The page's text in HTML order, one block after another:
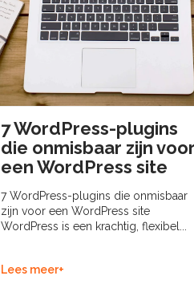
7 WordPress-plugins
die onmisbaar zijn voor
een WordPress site
7 WordPress-plugins die onmisbaar
zijn voor een WordPress site
WordPress is een krachtig, flexibel...
Lees meer+